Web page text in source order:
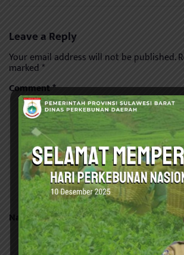
Leave a Reply
Your email address will not be published.
marked *
Comment*
Name*